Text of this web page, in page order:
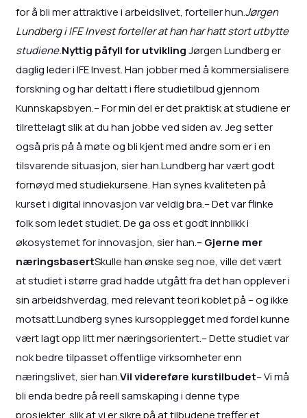
for å bli mer attraktive i arbeidslivet, forteller hun.Jørgen
Lundberg i IFE Invest forteller at han har hatt stort utbytte
studiene.Nyttig påfyll for utviklingJørgen Lundberg er
daglig leder i IFE Invest. Han jobber med å kommersialisere
forskning og har deltatt i flere studietilbud gjennom
Kunnskapsbyen.– For min del er det praktisk at studiene er
tilrettelagt slik at du han jobbe ved siden av. Jeg setter
også pris på å møte og bli kjent med andre som er i en
tilsvarende situasjon, sier han.Lundberg har vært godt
fornøyd med studiekursene. Han synes kvaliteten på
kurset i digital innovasjon var veldig bra.– Det var flinke
folk som ledet studiet. De ga oss et godt innblikk i
økosystemet for innovasjon, sier han.– Gjerne mer
næringsbasertSkulle han ønske seg noe, ville det vært
at studiet i større grad hadde utgått fra det han opplever i
sin arbeidshverdag, med relevant teori koblet på – og ikke
motsatt.Lundberg synes kursopplegget med fordel kunne
vært lagt opp litt mer næringsorientert.– Dette studiet var
nok bedre tilpasset offentlige virksomheter enn
næringslivet, sier han.Vil videreføre kurstilbudet– Vi må
bli enda bedre på reell samskaping i denne type